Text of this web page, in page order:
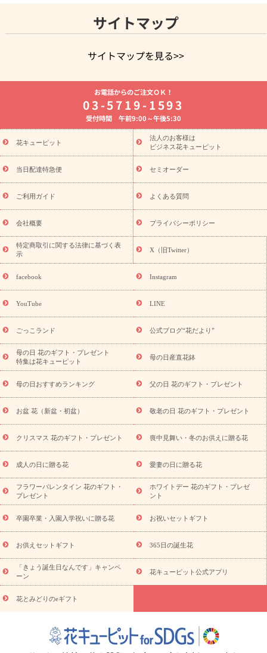
サイトマップ
サイトマップを見る>>
よく贈られる花
お祝いの花特集
誕生日フラワーギフト特集
8月の誕生花(トルコキキョウ)
開店・開業祝い
お供え・お悔やみ お供え・お悔やみの花
通夜・葬儀に贈る花 胡蝶蘭・花鉢
ーブドフラワー
季節のイベント
ひまわり ギフト・プレゼント
特集
お盆 花（新盆・初盆） 季節のイベント
お盆 花（新
盆・初盆）
お盆 花（新盆・初盆）
お盆・お供え 花とセットギ
フト
お盆・お供え プリザーブドフラワー
ひまわり ギフト・プ
レゼント特集
夏の花贈り・お中元・暑中見舞い 花のギフト特集
敬老の日におくる花ギフト・プレゼント特集
花ギフト・プレゼント特集
敬老の日 花のおすすめランキング
敬
老の日 花鉢植えのギフト・プレゼント特集
敬老の日 花とセットギ
フト・プレゼント特集
敬老の日の花 全てのギフト一覧
キャン
ペーン
映画『ウォーターガーディアンズ』コラボキャンペーン
「きょう誕生日なんです」キャンペーン
誕生日の花を探す
誕生日フラワーギフト 誕生日フラワーギフト特集
(トルコキキョウ)
9月の誕生花(リンドウ)
ら探す
お祝いの花特集 当日配達特急便 お祝い商品一覧
念日
結婚祝い 出産祝い 退院祝い・快気祝い
寿祝い
プチギフト ペットのお祝いフラワー
供え・お悔やみ商品一覧
お供え・お悔やみの花
四十九日法要以
お供え プリザーブドフラワー
ペットのお供えフラワー
お盆（新
盆・初盆）
その他 お祝い返し お見舞い
お取り寄せギフト
ビジネス用
ご自宅用 観葉植物 ミディ胡蝶蘭
プリザーブ
ドフラワー
スタイルから探す アレンジメント 花束
スタ
ンド花
お祝い お供え・お悔やみ 胡蝶蘭 胡蝶蘭・花鉢
ディ胡蝶蘭・お祝い
ミディ胡蝶蘭・お供え
世界初の青色胡蝶蘭
観葉植物
観葉植物 産直多肉植物
プリザーブドフラワー
お祝い
お供え・お悔やみ 花とセットギフト
セミオーダー
プチギフト（hanamore -ハナモア-）
花とみどりのeギフト
キューピットのeGfit
カラー ピンク イエローオレンジ
レッ
ド
お花の種類 トルコキキョウ
お祝い お祝い・3000円～ お祝い・4000円～
お祝い・
5000円～
お祝い・7000円～ お祝い・ 10000円～
お供え・お
悔やみ
円～
お供え・お悔やみ・
読み物
いのマナー
定年退職祝いのマナー
お祝いを贈るときのマナー・
花キューピットのお祝いコラム一覧
誕生日のお花を「色
お電話からのご注文ＯＫ！
03-5719-1593
受付時間 午前9:00～午後5:30
花キューピット
法人のお客様は
ビジネス花キューピット
当日配達特急便 セミオーダー
ご利用ガイド よくある質問
会社概要 プライバシーポリシー
特定商取引に関する法律に基づく表
示
X（旧Twitter）
facebook Instagram
YouTube LINE
ごっこランド 公式ブログ“花だより”
母の日 花のギフト・プレゼント
特集は花キューピット
母の日産直花鉢
母の日おすすめランキング 父の日 花のギフト・プレゼント
お盆 花（新盆・初盆） 敬老の日 花のギフト・プレゼント
クリスマス 花のギフト・プレゼント 喪中見舞い・冬のお供えに贈る花
成人の日に贈る花 愛妻の日に贈る花
フラワーバレンタイン 花のギフト・
プレゼント
ホワイトデー 花のギフト・プレゼ
ント
卒園卒業・入園入学祝いに贈る花 お祝いセットギフト
お供えセットギフト 365日の誕生花
「きょう誕生日なんです」キャンペ
ーン
花キューピット公式アプリ
花とみどりのeギフト